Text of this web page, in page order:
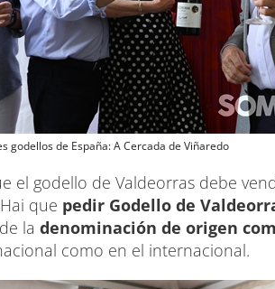
godellos de España: A Cercada de Viñaredo
el godello de Valdeorras debe
que pedir Godello de
la denominación de origen
como en el internacional.